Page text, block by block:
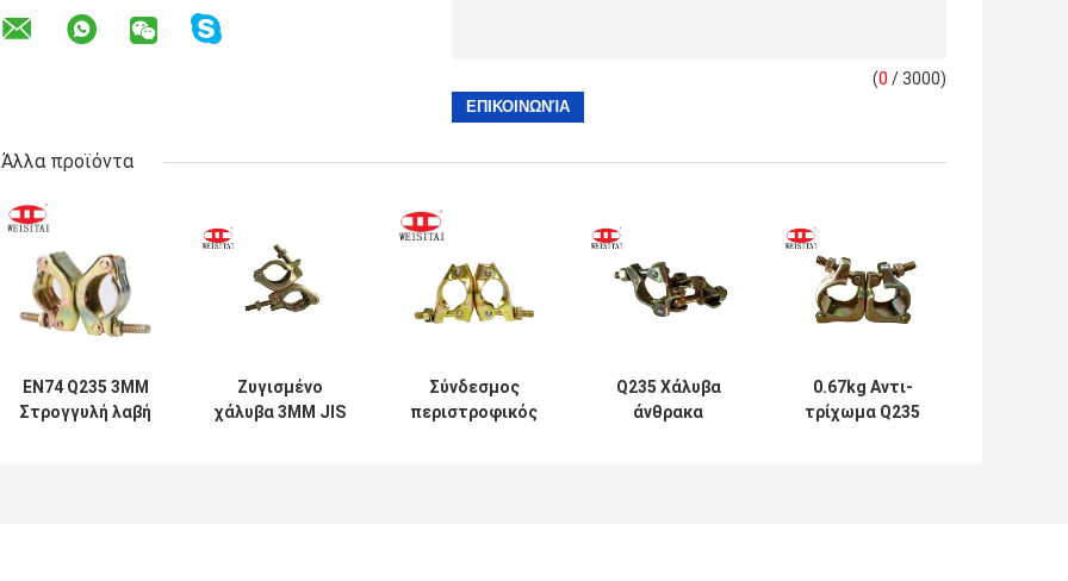
(0 / 3000)
Άλλα προϊόντα
EN74 Q235 3MM
Στρογγυλή λαβή
Ζυγισμένο
χάλυβα 3MM JIS
Σύνδεσμος
περιστροφικός
Q235 Χάλυβα
άνθρακα
0.67kg Αντι-
τρίχωμα Q235